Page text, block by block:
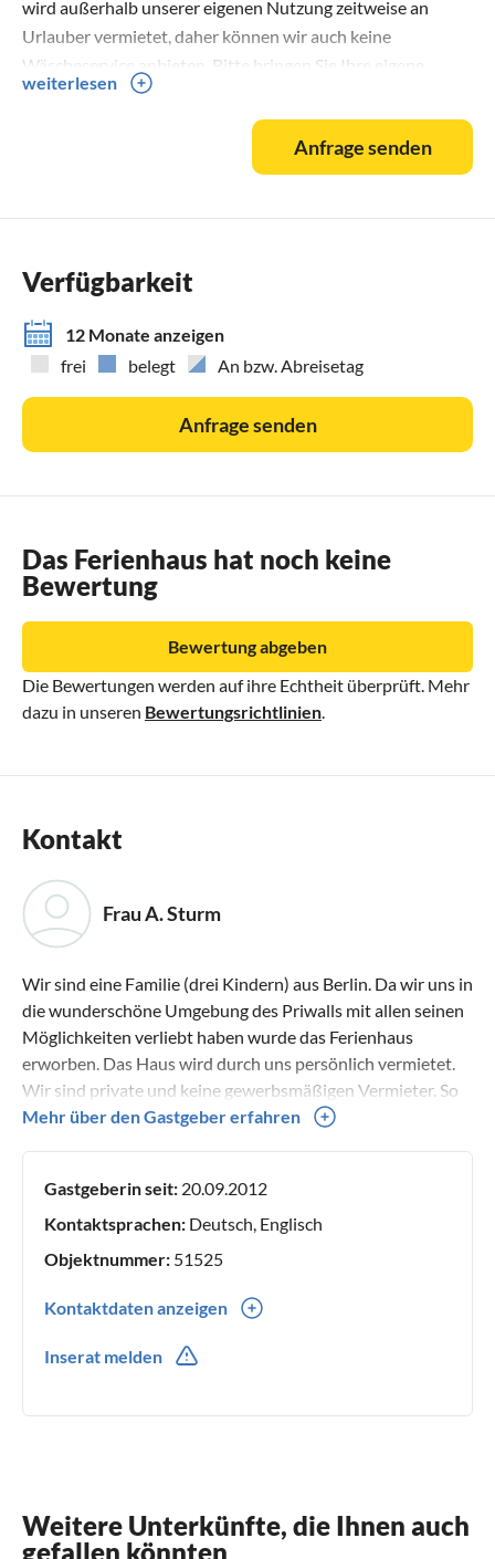
wird außerhalb unserer eigenen Nutzung zeitweise an
Urlauber vermietet, daher können wir auch keine
Wäscheservice anbieten. Bitte bringen Sie Ihre eigene
Bettwäsche, Laken und Handtücher mit.
weiterlesen
Anfrage senden
Verfügbarkeit
12 Monate anzeigen
frei
belegt An bzw. Abreisetag
Anfrage senden
Das Ferienhaus hat noch keine
Bewertung
Die Bewertungen werden auf ihre Echtheit überprüft. Mehr
dazu in unseren Bewertungsrichtlinien
Bewertung abgeben
Kontakt
Frau A. Sturm
Wir sind eine Familie (drei Kindern) aus Berlin. Da wir uns in
die wunderschöne Umgebung des Priwalls mit allen seinen
Möglichkeiten verliebt haben wurde das Ferienhaus
erworben. Das Haus wird durch uns persönlich vermietet.
Wir sind private und keine gewerbsmäßigen Vermieter. So
ist dieses Strandhaus kein gewerbliches Ferienobjekt, es
Mehr über den Gastgeber erfahren
Gastgeberin seit: 20.09.2012
Kontaktsprachen: Deutsch, Englisch
Objektnummer: 51525
Kontaktdaten anzeigen
Inserat melden
Weitere Unterkünfte, die Ihnen auch
gefallen könnten